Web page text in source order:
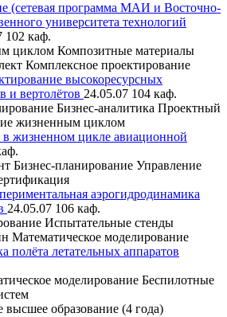
(сетевая программа МАИ и Восточно-
университета технологий
102 каф.
циклом Композитные материалы
Комплексное проектирование
высокоресурсных
и вертолётов 24.05.07 104 каф.
Бизнес-аналитика Проектный
жизненным циклом
в жизненном цикле авиационной
Бизнес-планирование Управление
аэрогидродинамика
24.05.07 106 каф.
Испытательные стенды
Математическое моделирование
полёта летательных аппаратов
моделирование Беспилотные
высшее образование (4 года)